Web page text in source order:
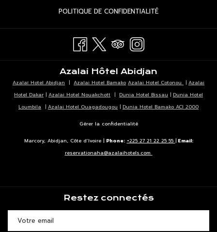
NOUVEL
DANS
NOUVEL
ONGLET
POLITIQUE DE CONFIDENTIALITÉOUVRIR
Azalai Hôtel Abidjan
Azalaï Hotel Abidjan | Azalai Hotel Bamako Azalai Hotel Cotonou | Azalai
Hotel Dakar | Azalai Hotel Nouakchott | Dunia Hotel Bissau | Dunia Hotel
Loumbila | Azalai Hotel Ouagadougou | Dunia Hotel Bamako ACI 2000
Gérer la confidentialité
Marcory, Abidjan, Côte d’Ivoire | Phone: +225 27 21 22 25 55 |Email:
reservationaha@azalaihotels.com
Restez connectés